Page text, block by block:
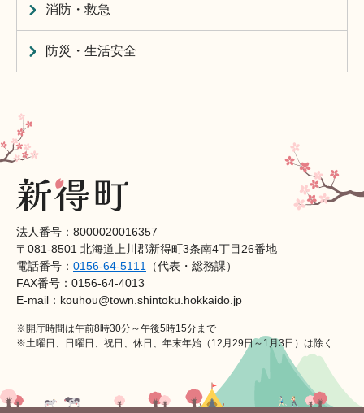
消防・救急
防災・生活安全
法人番号：8000020016357
〒081-8501 北海道上川郡新得町3条南4丁目26番地
電話番号： 0156-64-5111
（代表・総務課）
FAX番号：0156-64-4013
E-mail：kouhou@town.shintoku.hokkaido.jp
※開庁時間は午前8時30分～午後5時15分まで
※土曜日、日曜日、祝日、休日、年末年始（12月29日～1月3日）は除く